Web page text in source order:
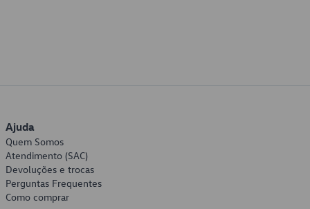
Ajuda
Quem Somos
Atendimento (SAC)
Devoluções e trocas
Perguntas Frequentes
Como comprar